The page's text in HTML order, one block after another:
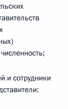
и сотрудники